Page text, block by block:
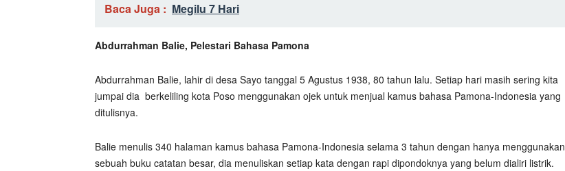
Baca Juga : Megilu 7 Hari
Abdurrahman Balie, Pelestari Bahasa Pamona
Abdurrahman Balie, lahir di desa Sayo tanggal 5 Agustus 1938, 80 tahun lalu. Setiap hari masih sering kita
jumpai dia berkeliling kota Poso menggunakan ojek untuk menjual kamus bahasa Pamona-Indonesia yang
ditulisnya.
Balie menulis 340 halaman kamus bahasa Pamona-Indonesia selama 3 tahun dengan hanya menggunakan
sebuah buku catatan besar, dia menuliskan setiap kata dengan rapi dipondoknya yang belum dialiri listrik.